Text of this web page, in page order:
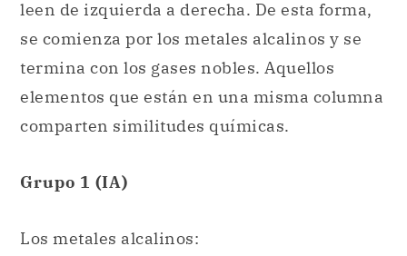
comparten similitudes químicas.
Grupo 1 (IA)
Los metales alcalinos:
Litio (Li)
Sodio (Na)